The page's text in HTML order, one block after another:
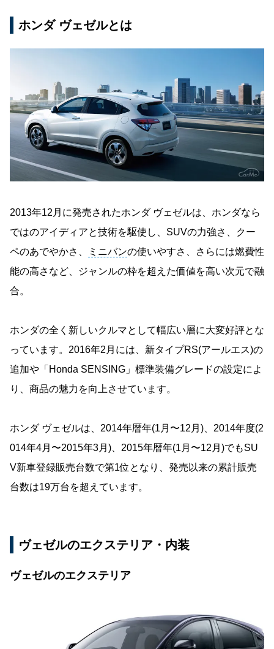
ホンダ ヴェゼルとは
2013年12月に発売されたホンダ ヴェゼルは、ホンダなら
ではのアイディアと技術を駆使し、SUVの力強さ、クー
ペのあでやかさ、
ミニバンの使いやすさ、さらには燃費性
能の高さなど、ジャンルの枠を超えた価値を高い次元で融
合。
ホンダの全く新しいクルマとして幅広い層に大変好評とな
っています。2016年2月には、新タイプRS(アールエス)の
追加や「Honda SENSING」標準装備グレードの設定によ
り、商品の魅力を向上させています。
ホンダ ヴェゼルは、2014年暦年(1月〜12月)、2014年度(2
014年4月〜2015年3月)、2015年暦年(1月〜12月)でもSU
V新車登録販売台数で第1位となり、発売以来の累計販売
台数は19万台を超えています。
ヴェゼルのエクステリア・内装
ヴェゼルのエクステリア